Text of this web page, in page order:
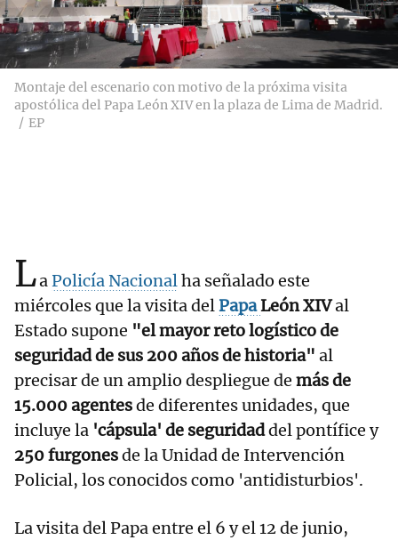
Montaje del escenario con motivo de la próxima visita
apostólica del Papa León XIV en la plaza de Lima de Madrid.
EP
LaPolicía Nacionalha señalado este
miércoles que la visita delPapaLeón XIVal
Estado supone "el mayor reto logístico de
seguridad de sus 200 años de historia" al
precisar de un amplio despliegue de más de
15.000 agentesde diferentes unidades, que
incluye la 'cápsula' de seguridaddel pontífice y
250 furgonesde la Unidad de Intervención
Policial, los conocidos como 'antidisturbios'.
La visita del Papa entre el 6 y el 12 de junio,